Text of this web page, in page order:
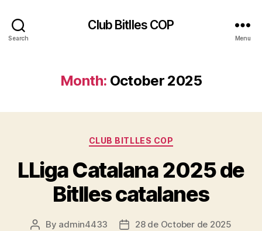
Search
Club Bitlles COP
Menu
Month: October 2025
Categories
CLUB BITLLES COP
LLiga Catalana 2025 de
Bitlles catalanes
Post
By admin4433
Post28 de October de 2025